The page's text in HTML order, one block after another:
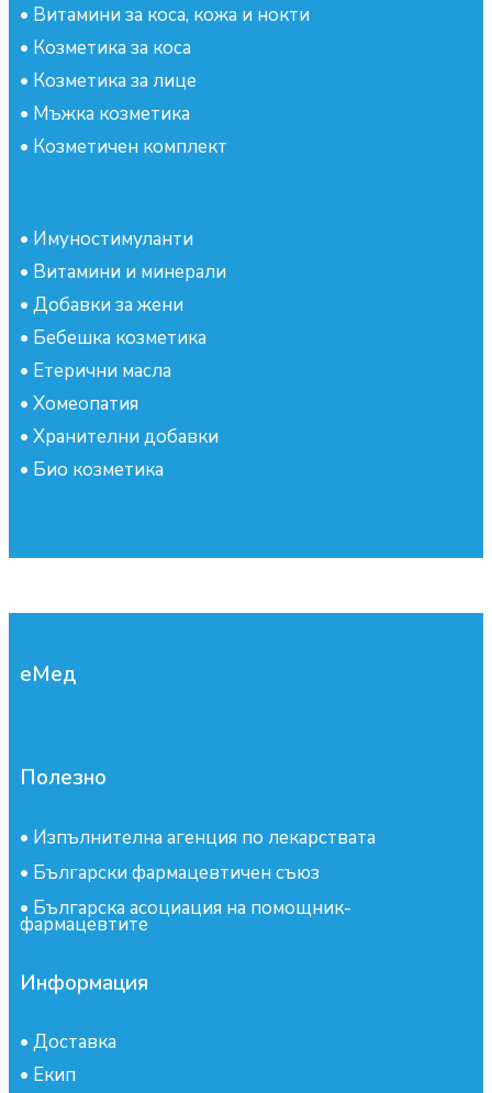
• Витамини за коса, кожа и нокти
• Козметика за коса
• Козметика за лице
• Мъжка козметика
• Козметичен комплект
• Имуностимуланти
• Витамини и минерали
• Добавки за жени
• Бебешка козметика
• Етерични масла
• Хомеопатия
• Хранителни добавки
• Био козметика
еМед
Полезно
• Изпълнителна агенция по лекарствата
• Български фармацевтичен съюз
• Българска асоциация на помощник-
фармацевтите
Информация
• Доставка
• Екип